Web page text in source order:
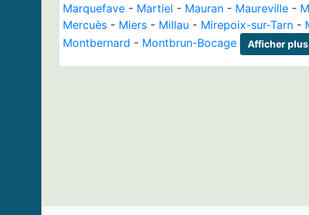
Marquefave - Martiel - Mauran - Maureville -
Mercuès - Miers - Millau - Mirepoix-sur-Tarn -
Montbernard - Montbrun-Bocage Afficher plus